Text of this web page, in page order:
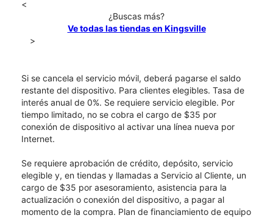
<
¿Buscas más?
Ve todas las tiendas en Kingsville
>
Si se cancela el servicio móvil, deberá pagarse el saldo
restante del dispositivo. Para clientes elegibles. Tasa de
interés anual de 0%. Se requiere servicio elegible. Por
tiempo limitado, no se cobra el cargo de $35 por
conexión de dispositivo al activar una línea nueva por
Internet.
Se requiere aprobación de crédito, depósito, servicio
elegible y, en tiendas y llamadas a Servicio al Cliente, un
cargo de $35 por asesoramiento, asistencia para la
actualización o conexión del dispositivo, a pagar al
momento de la compra. Plan de financiamiento de equipo